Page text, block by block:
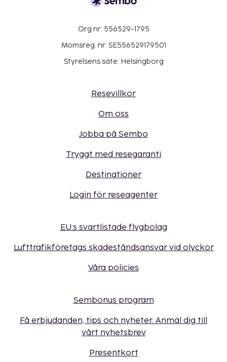
Org nr: 556529-1795
Momsreg. nr: SE556529179501
Styrelsens säte: Helsingborg
Resevillkor
Om oss
Jobba på Sembo
Tryggt med resegaranti
Destinationer
Login för reseagenter
EU:s svartlistade flygbolag
Lufttrafikföretags skadeståndsansvar vid olyckor
Våra policies
Sembonus program
Få erbjudanden, tips och nyheter. Anmäl dig till
vårt nyhetsbrev
Presentkort